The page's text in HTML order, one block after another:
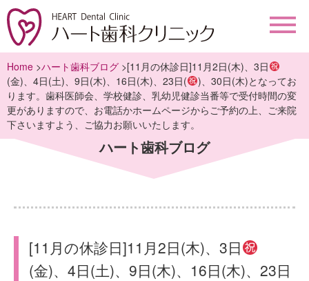
Home >ハート歯科ブログ >[11月の休診日]11月2日(木)、3日
(金)、4日(土)、9日(木)、16日(木)、23日(
)、30日(木)となってお
ります。歯科医師会、学校健診、乳幼児健診当番等で受付時間の変
更がありますので、お電話かホームページからご予約の上、ご来院
下さいますよう、ご協力お願いいたします。
ハート歯科ブログ
[11月の休診日]11月2日(木)、3日
(金)、4日(土)、9日(木)、16日(木)、23日